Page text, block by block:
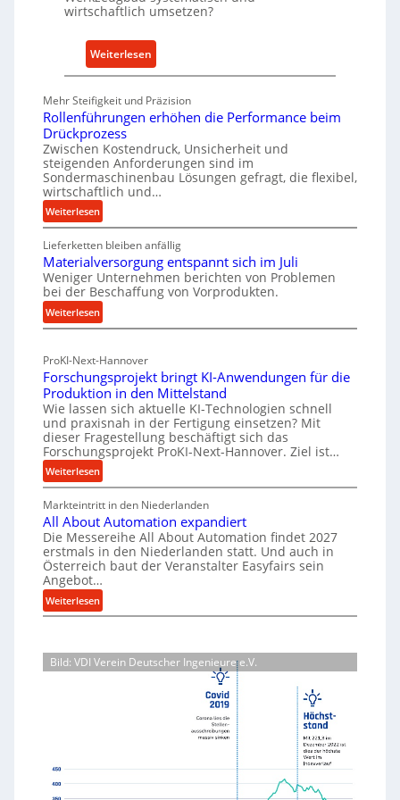
A
k
a
f
v
n
I
n
u
s
t
r
e
r
s
a
t
z
l
e
n
wirtschaftlich umsetzen?
Weiterlesen:
M
t
o
d
e
ü
r
n
a
h
a
l
t
i
g
W
e
r
k
z
g
a
u
e
s
Mehr Steifigkeit und Präzision
Rollenführungen erhöhen die Performance beim
Drückprozess
Zwischen Kostendruck, Unsicherheit und
steigenden Anforderungen sind im
Sondermaschinenbau Lösungen gefragt, die flexibel,
wirtschaftlich und…
Weiterlesen:
R
o
l
l
e
n
f
h
r
u
n
g
e
n
e
ö
h
e
n
d
i
P
e
a
n
Lieferketten bleiben anfällig
Materialversorgung entspannt sich im Juli
Weniger Unternehmen berichten von Problemen
bei der Beschaffung von Vorprodukten.
Weiterlesen:
M
t
e
r
i
a
l
v
e
o
r
g
u
n
g
n
t
t
s
ProKI-Next-Hannover
Forschungsprojekt bringt KI-Anwendungen für die
Produktion in den Mittelstand
Wie lassen sich aktuelle KI-Technologien schnell
und praxisnah in der Fertigung einsetzen? Mit
dieser Fragestellung beschäftigt sich das
Forschungsprojekt ProKI-Next-Hannover. Ziel ist…
Weiterlesen:
F
o
r
s
c
h
u
n
p
r
Markteintritt in den Niederlanden
All About Automation expandiert
Die Messereihe All About Automation findet 2027
erstmals in den Niederlanden statt. Und auch in
Österreich baut der Veranstalter Easyfairs sein
Angebot…
Weiterlesen:
A
l
A
u
t
Bild: VDI Verein Deutscher Ingenieure e.V.